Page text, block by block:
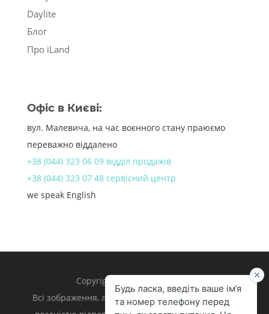
Daylite
Блог
Про iLand
Офіс в Києві:
вул. Малевича, на час воєнного стану праюємо
переважно віддалено
+38 (044) 323 06 09 відділ продажів
+38 (044) 323 07 48 сервісний центр
we speak English
Copyright 1998 – 2024 iLand.
Всі зображення, логотипи та торгівельні марки є